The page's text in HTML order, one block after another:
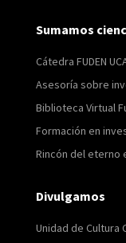
Sumamos
Cátedra FUDEN
Asesoría sobre
Biblioteca Virtual
Formación en
Rincón del eterno
Divulgamos
Unidad de Cultura